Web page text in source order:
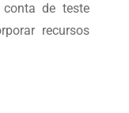
de teste
recursos